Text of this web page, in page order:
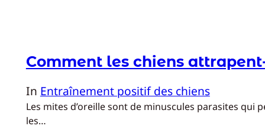
Comment les chiens
In Entraînement positif des chiens
Les mites d’oreille sont de minuscules parasites qui
les…